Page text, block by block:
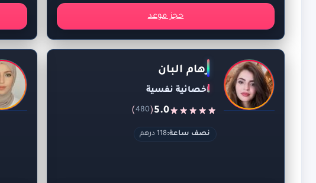
حجز موعد
رهام البان
اخصائية نفسية
5.0
(
480
)
نصف ساعة:118 درهم